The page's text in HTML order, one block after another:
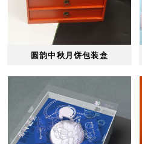
圆韵中秋月饼包装盒